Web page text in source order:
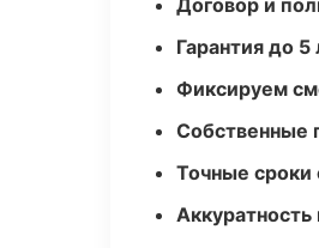
Договор и
Гарантия до
Фиксируем
Собственные
Точные сроки